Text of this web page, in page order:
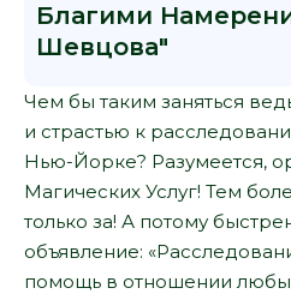
Благими
Шевцова"
Чем бы таким заняться
и страстью к
Нью-Йорке? Разумеется,
Магических Услуг! Тем
только за! А потому
объявление:
помощь в отношении